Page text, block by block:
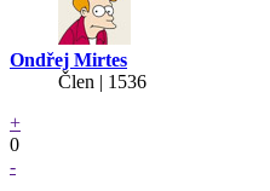
Ondřej Mirtes
Člen | 1536
+
0
-